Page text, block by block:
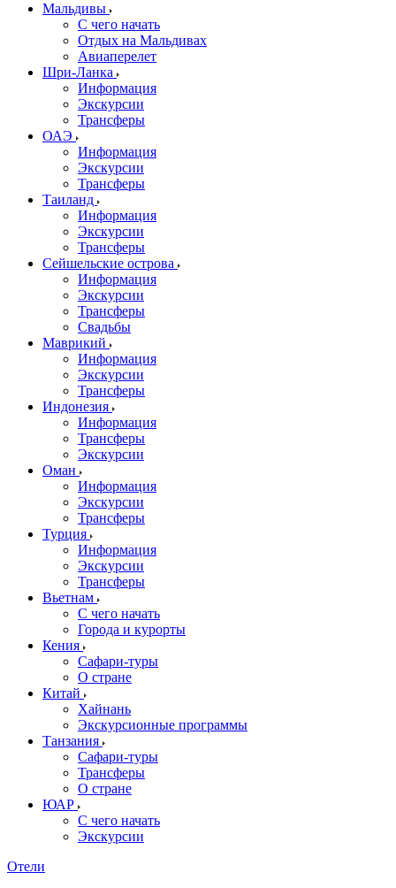
Мальдивы
С чего начать
Отдых на Мальдивах
Авиаперелет
Шри-Ланка
Информация
Экскурсии
Трансферы
ОАЭ
Информация
Экскурсии
Трансферы
Таиланд
Информация
Экскурсии
Трансферы
Сейшельские острова
Информация
Экскурсии
Трансферы
Свадьбы
Маврикий
Информация
Экскурсии
Трансферы
Индонезия
Информация
Трансферы
Экскурсии
Оман
Информация
Экскурсии
Трансферы
Турция
Информация
Экскурсии
Трансферы
Вьетнам
С чего начать
Города и курорты
Кения
Сафари-туры
О стране
Китай
Хайнань
Экскурсионные программы
Танзания
Сафари-туры
Трансферы
О стране
ЮАР
С чего начать
Экскурсии
Отели